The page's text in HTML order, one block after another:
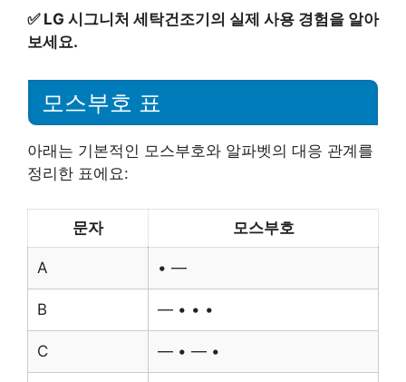
✅ LG 시그니처 세탁건조기의 실제 사용 경험을 알아
보세요.
모스부호 표
아래는 기본적인 모스부호와 알파벳의 대응 관계를
정리한 표에요:
문자 모스부호
A • —
B — • • •
C — • — •